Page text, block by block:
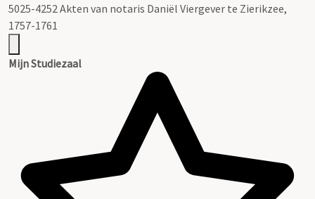
5025-4252 Akten van notaris Daniël Viergever te Zierikzee,
1757-1761
Mijn Studiezaal